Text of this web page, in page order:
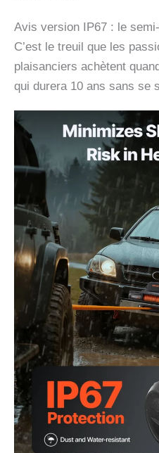
Avis version IP67 : le
C’est le treuil que les
plaisanciers achètent
qui durera 10 ans sans se